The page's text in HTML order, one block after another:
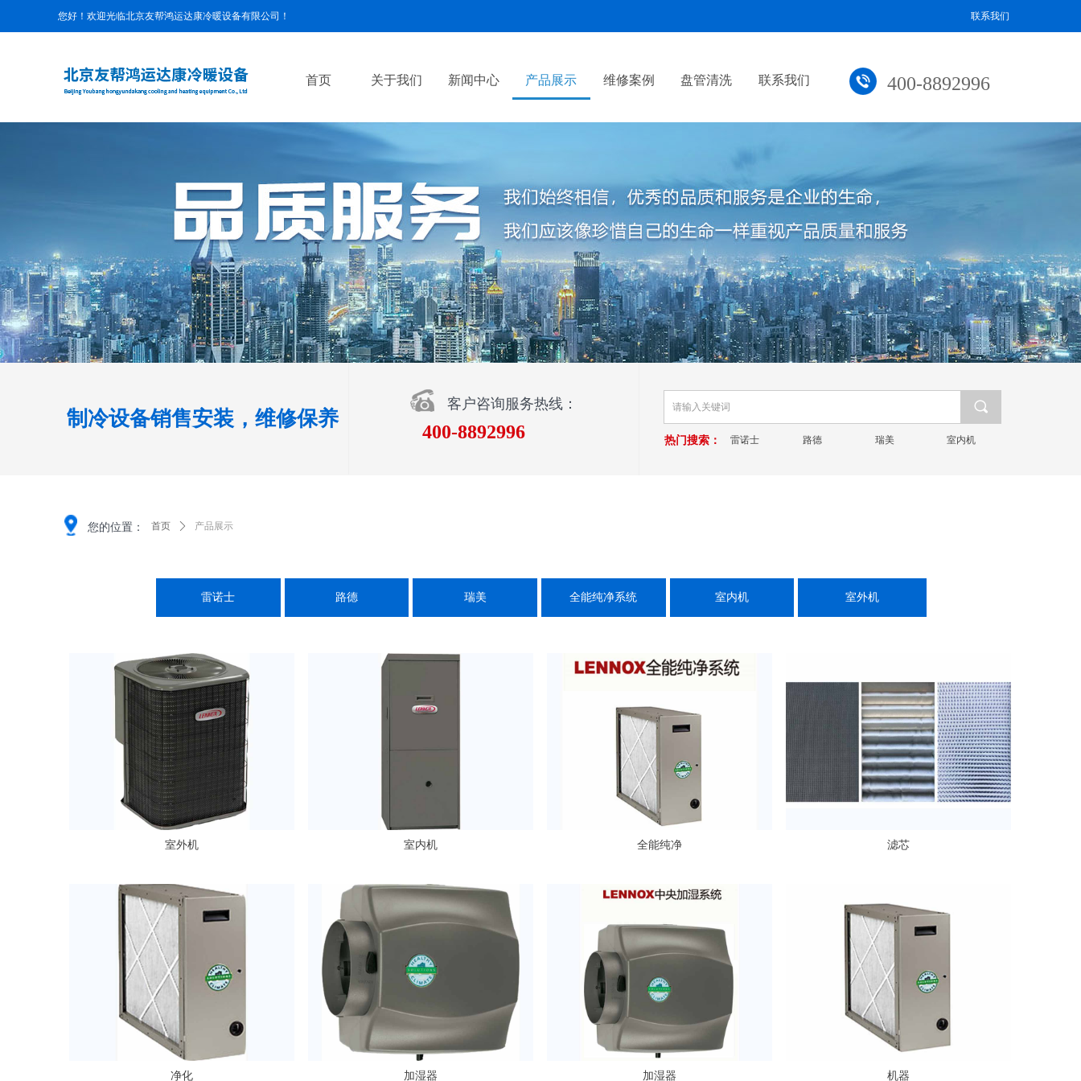
您好！欢迎光临北京友帮鸿运达康冷暖设备有限公司！ 联系我们
首页 关于我们 新闻中心 产品展示 维修案例 盘管清洗 联系我们 400-8892996
制冷设备销售安装，维修保养 400-8892996
客户咨询服务热线： 끠
热门搜索： 雷诺士 路德 瑞美 室内机
您的位置： 首页 ꄲ 产品展示
雷诺士 路德 瑞美 全能纯净系统 室内机 室外机
室外机 室内机 全能纯净 滤芯
净化 加湿器 加湿器 机器